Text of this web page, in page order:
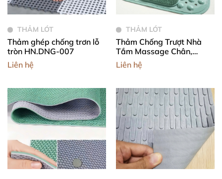
THẢM LÓT
Thảm ghép chống trơn lỗ
tròn HN.DNG-007
Liên hệ
THẢM LÓT
Thảm Chống Trượt Nhà
Tắm Massage Chân,
Thảm Lót Sàn Nhà Tắm
Có Gai Mát Xa Chà Chân
Liên hệ